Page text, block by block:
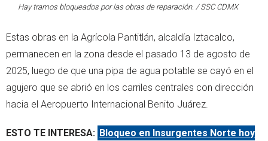
Hay tramos bloqueados por las obras de reparación. / SSC CDMX
Estas obras en la Agrícola Pantitlán, alcaldía Iztacalco,
permanecen en la zona desde el pasado 13 de agosto de
2025, luego de que una pipa de agua potable se cayó en el
agujero que se abrió en los carriles centrales con dirección
hacia el Aeropuerto Internacional Benito Juárez.
ESTO TE INTERESA: Bloqueo en Insurgentes Norte hoy